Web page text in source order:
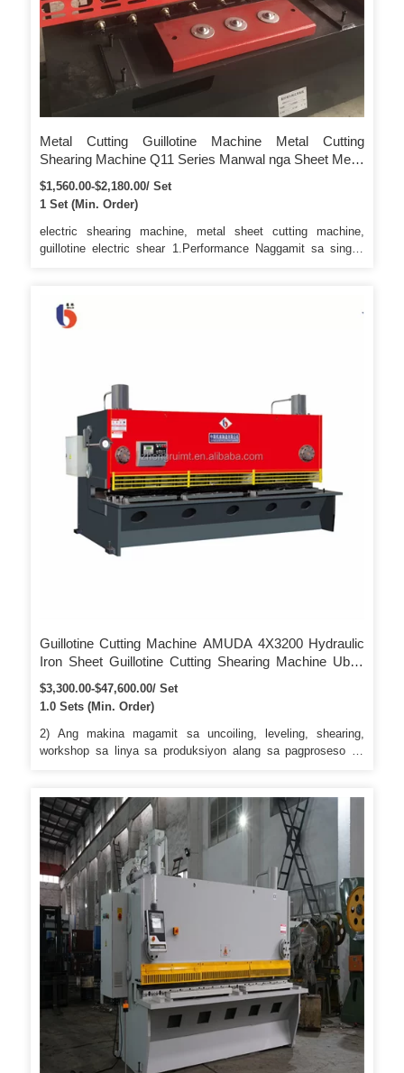
Metal Cutting Guillotine Machine Metal Cutting
Shearing Machine Q11 Series Manwal nga Sheet Metal
Cutting Steel Plate Electric Guillotine Shearing Machine
$1,560.00-$2,180.00/ Set
1 Set (Min. Order)
electric shearing machine, metal sheet cutting machine,
guillotine electric shear 1.Performance Naggamit sa single-
industriya diin gikinahanglan ang pagputol sa sheet metal.
Yano nga pagtukod, dali nga operasyon ug luwas, sensitibo
Guillotine Cutting Machine AMUDA 4X3200 Hydraulic
Iron Sheet Guillotine Cutting Shearing Machine Uban
sa ESTUN E21s
$3,300.00-$47,600.00/ Set
1.0 Sets (Min. Order)
2) Ang makina magamit sa uncoiling, leveling, shearing,
workshop sa linya sa produksiyon alang sa pagproseso sa
naggamit sa hingpit nga independente nga closed gear box
transmission system, direkta nga paglihok nga koneksyon sa
main axil, compact structure, gear adunay maayo nga
lubrication, ubos nga kasaba ug taas nga kinabuhi. 8) Ang
makina nga nasangkapan sa pneumatic clutch device, taas
nga friction, taas nga serbisyo sa kinabuhi, taas nga clutch
speed aron mapaayo ang katulin sa paggunting.